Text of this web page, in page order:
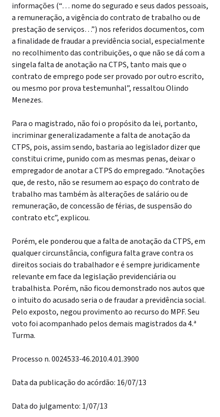
informações (“… nome do segurado e seus dados pessoais,
a remuneração, a vigência do contrato de trabalho ou de
prestação de serviços…”) nos referidos documentos, com
a finalidade de fraudar a previdência social, especialmente
no recolhimento das contribuições, o que não se dá com a
singela falta de anotação na CTPS, tanto mais que o
contrato de emprego pode ser provado por outro escrito,
ou mesmo por prova testemunhal”, ressaltou Olindo
Menezes.
Para o magistrado, não foi o propósito da lei, portanto,
incriminar generalizadamente a falta de anotação da
CTPS, pois, assim sendo, bastaria ao legislador dizer que
constitui crime, punido com as mesmas penas, deixar o
empregador de anotar a CTPS do empregado. “Anotações
que, de resto, não se resumem ao espaço do contrato de
trabalho mas também às alterações de salário ou de
remuneração, de concessão de férias, de suspensão do
contrato etc”, explicou.
Porém, ele ponderou que a falta de anotação da CTPS, em
qualquer circunstância, configura falta grave contra os
direitos sociais do trabalhador e é sempre juridicamente
relevante em face da legislação previdenciária ou
trabalhista. Porém, não ficou demonstrado nos autos que
o intuito do acusado seria o de fraudar a previdência social.
Pelo exposto, negou provimento ao recurso do MPF. Seu
voto foi acompanhado pelos demais magistrados da 4.ª
Turma.
Processo n. 0024533-46.2010.4.01.3900
Data da publicação do acórdão: 16/07/13
Data do julgamento: 1/07/13